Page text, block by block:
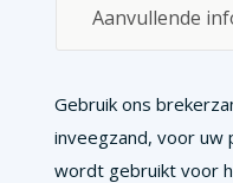
Aanvullende
Gebruik ons
inveegzand, voor uw
wordt gebruikt voor